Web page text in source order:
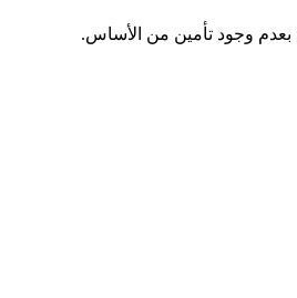
وجود تأمين من الأساس.